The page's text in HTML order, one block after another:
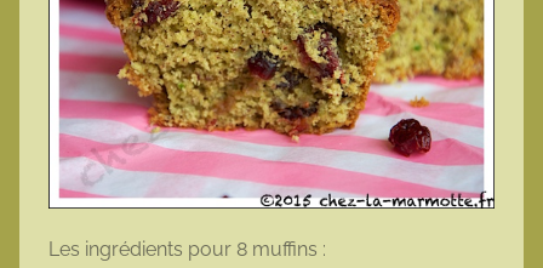
Les ingrédients pour 8 muffins :